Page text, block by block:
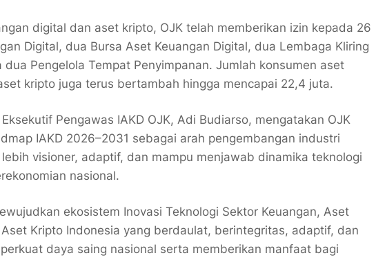
digital dan aset kripto, OJK telah memberikan izin kepada 26
Digital, dua Bursa Aset Keuangan Digital, dua Lembaga Kliring
Pengelola Tempat Penyimpanan. Jumlah konsumen aset
kripto juga terus bertambah hingga mencapai 22,4 juta.
Pengawas IAKD OJK, Adi Budiarso, mengatakan OJK
IAKD 2026–2031 sebagai arah pengembangan industri
visioner, adaptif, dan mampu menjawab dinamika teknologi
nasional.
ekosistem Inovasi Teknologi Sektor Keuangan, Aset
Kripto Indonesia yang berdaulat, berintegritas, adaptif, dan
daya saing nasional serta memberikan manfaat bagi